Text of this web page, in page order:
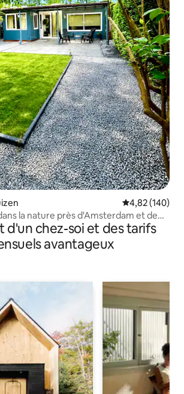
Évaluation
4,82 (140)
la nature près d'Amsterdam et de
d'un chez-soi et des tarifs
avantageux